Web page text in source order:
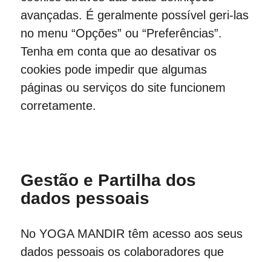
avançadas. É geralmente possível geri-las
no menu “Opções” ou “Preferências”.
Tenha em conta que ao desativar os
cookies pode impedir que algumas
páginas ou serviços do site funcionem
corretamente.
Gestão e Partilha dos
dados pessoais
No YOGA MANDIR têm acesso aos seus
dados pessoais os colaboradores que